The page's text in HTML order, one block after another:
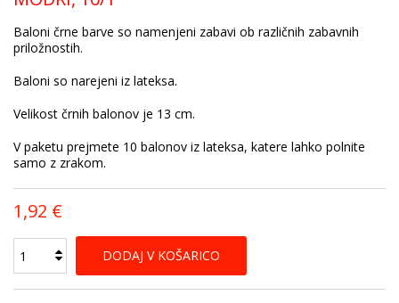
Baloni črne barve so namenjeni zabavi ob različnih zabavnih
priložnostih.
Baloni so narejeni iz lateksa.
Velikost črnih balonov je 13 cm.
V paketu prejmete 10 balonov iz lateksa, katere lahko polnite
samo z zrakom.
1,92 €
DODAJ V KOŠARICO